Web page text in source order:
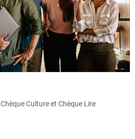
Culture et Chèque Lire